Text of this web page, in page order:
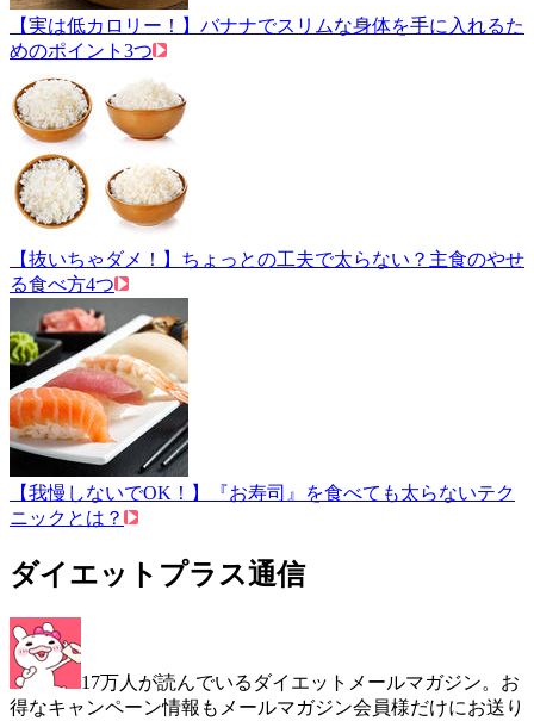
【実は低カロリー！】バナナでスリムな身体を手に入れるた
めのポイント3つ
【抜いちゃダメ！】ちょっとの工夫で太らない？主食のやせ
る食べ方4つ
【我慢しないでOK！】『お寿司』を食べても太らないテク
ニックとは？
ダイエットプラス通信
17万人が読んでいるダイエットメールマガジン。お
得なキャンペーン情報もメールマガジン会員様だけにお送り